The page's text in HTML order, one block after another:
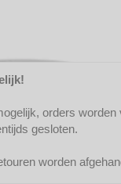
orders
gesloten.
worden